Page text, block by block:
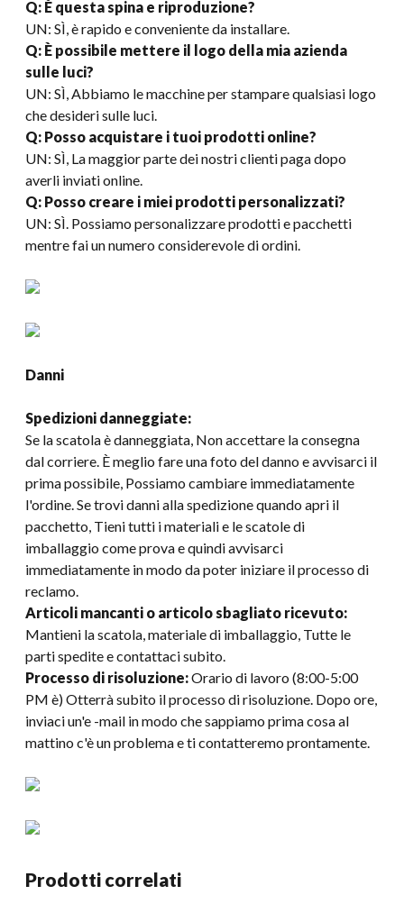
Q: È questa spina e riproduzione?
UN: SÌ, è rapido e conveniente da installare.
Q: È possibile mettere il logo della mia azienda
sulle luci?
UN: SÌ, Abbiamo le macchine per stampare qualsiasi logo
che desideri sulle luci.
Q: Posso acquistare i tuoi prodotti online?
UN: SÌ, La maggior parte dei nostri clienti paga dopo
averli inviati online.
Q: Posso creare i miei prodotti personalizzati?
UN: SÌ. Possiamo personalizzare prodotti e pacchetti
mentre fai un numero considerevole di ordini.
Danni
Spedizioni danneggiate:
Se la scatola è danneggiata, Non accettare la consegna
dal corriere. È meglio fare una foto del danno e avvisarci il
prima possibile, Possiamo cambiare immediatamente
l'ordine. Se trovi danni alla spedizione quando apri il
pacchetto, Tieni tutti i materiali e le scatole di
imballaggio come prova e quindi avvisarci
immediatamente in modo da poter iniziare il processo di
reclamo.
Articoli mancanti o articolo sbagliato ricevuto:
Mantieni la scatola, materiale di imballaggio, Tutte le
parti spedite e contattaci subito.
Processo di risoluzione:Orario di lavoro (8:00-5:00
PM è) Otterrà subito il processo di risoluzione. Dopo ore,
inviaci un'e -mail in modo che sappiamo prima cosa al
mattino c'è un problema e ti contatteremo prontamente.
Prodotti correlati